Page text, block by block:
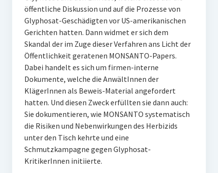
öffentliche Diskussion und auf die Prozesse von
Glyphosat-Geschädigten vor US-amerikanischen
Gerichten hatten. Dann widmet er sich dem
Skandal der im Zuge dieser Verfahren ans Licht der
Öffentlichkeit geratenen MONSANTO-Papers.
Dabei handelt es sich um firmen-interne
Dokumente, welche die AnwältInnen der
KlägerInnen als Beweis-Material angefordert
hatten. Und diesen Zweck erfüllten sie dann auch:
Sie dokumentieren, wie MONSANTO systematisch
die Risiken und Nebenwirkungen des Herbizids
unter den Tisch kehrte und eine
Schmutzkampagne gegen Glyphosat-
KritikerInnen initiierte.